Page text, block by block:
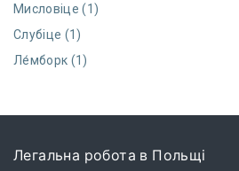
Мисловіце (1)
Слубіце (1)
Ле́мборк (1)
Легальна робота в Польщі